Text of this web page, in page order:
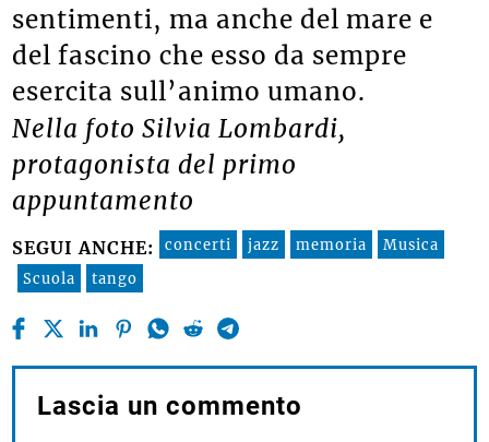
sentimenti, ma anche del mare e
del fascino che esso da sempre
esercita sull’animo umano.
Nella foto Silvia Lombardi,
protagonista del primo
appuntamento
SEGUI ANCHE: concerti jazz memoria
Musica
Scuola
tango
Lascia un commento